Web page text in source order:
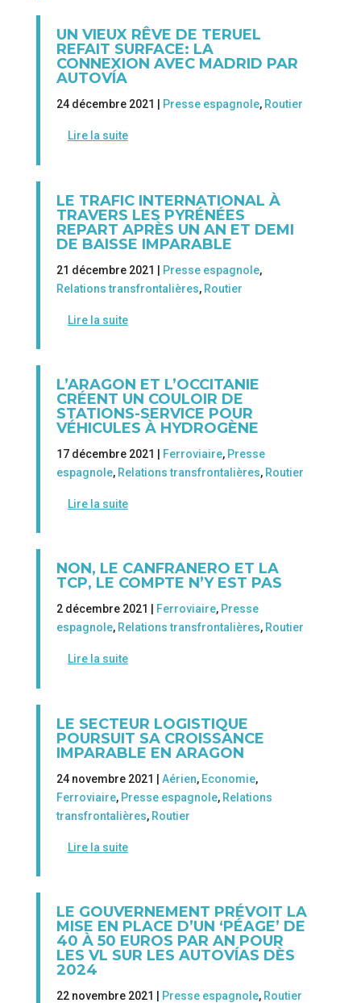
UN VIEUX RÊVE DE TERUEL
REFAIT SURFACE: LA
CONNEXION AVEC MADRID PAR
AUTOVÍA
24 décembre 2021 | Presse espagnole, Routier
Lire la suite
LE TRAFIC INTERNATIONAL À
TRAVERS LES PYRÉNÉES
REPART APRÈS UN AN ET DEMI
DE BAISSE IMPARABLE
21 décembre 2021 | Presse espagnole,
Relations transfrontalières, Routier
Lire la suite
L’ARAGON ET L’OCCITANIE
CRÉENT UN COULOIR DE
STATIONS-SERVICE POUR
VÉHICULES À HYDROGÈNE
17 décembre 2021 | Ferroviaire, Presse
espagnole, Relations transfrontalières, Routier
Lire la suite
NON, LE CANFRANERO ET LA
TCP, LE COMPTE N’Y EST PAS
2 décembre 2021 | Ferroviaire, Presse
espagnole, Relations transfrontalières, Routier
Lire la suite
LE SECTEUR LOGISTIQUE
POURSUIT SA CROISSANCE
IMPARABLE EN ARAGON
24 novembre 2021 | Aérien, Economie,
Ferroviaire, Presse espagnole, Relations
transfrontalières, Routier
Lire la suite
LE GOUVERNEMENT PRÉVOIT LA
MISE EN PLACE D’UN ‘PÉAGE’ DE
40 À 50 EUROS PAR AN POUR
LES VL SUR LES AUTOVÍAS DÈS
2024
22 novembre 2021 | Presse espagnole, Routier